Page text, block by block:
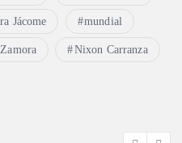
Jácome mundial
Nixon Carranza